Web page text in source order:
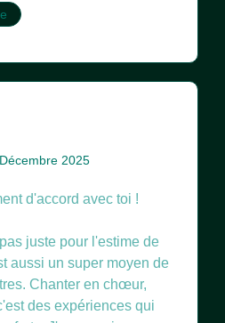
2025
d'accord avec toi !
juste pour l'estime de
aussi un super moyen de
Chanter en chœur,
des expériences qui